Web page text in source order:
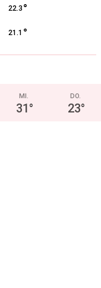
22.3 °
21.1 °
MI.
31 °
DO.
23°